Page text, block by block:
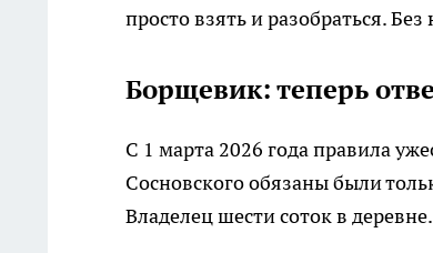
просто взять и разобраться.
Борщевик: теперь
С 1 марта 2026 года правила
Сосновского обязаны были
Владелец шести соток в